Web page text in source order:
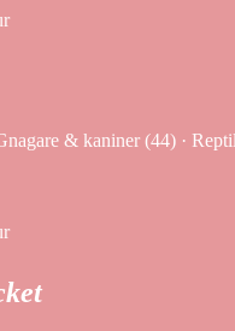
& kaniner (44) ·